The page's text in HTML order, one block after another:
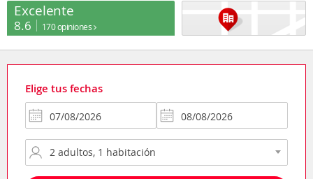
Excelente
8.6 170 opiniones
Elige tus fechas